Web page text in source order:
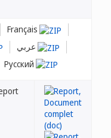
Français
Русский